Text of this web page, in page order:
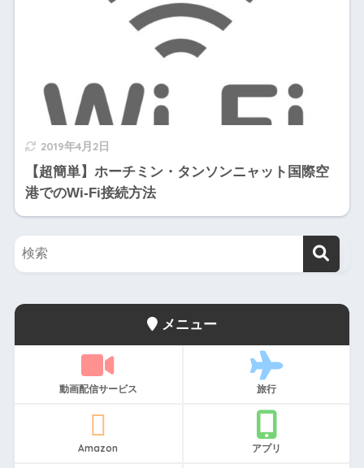
2019年4月2日
【超簡単】ホーチミン・タンソンニャット国際空
港でのWi-Fi接続方法
メニュー
動画配信サービス 旅行
Amazon アプリ